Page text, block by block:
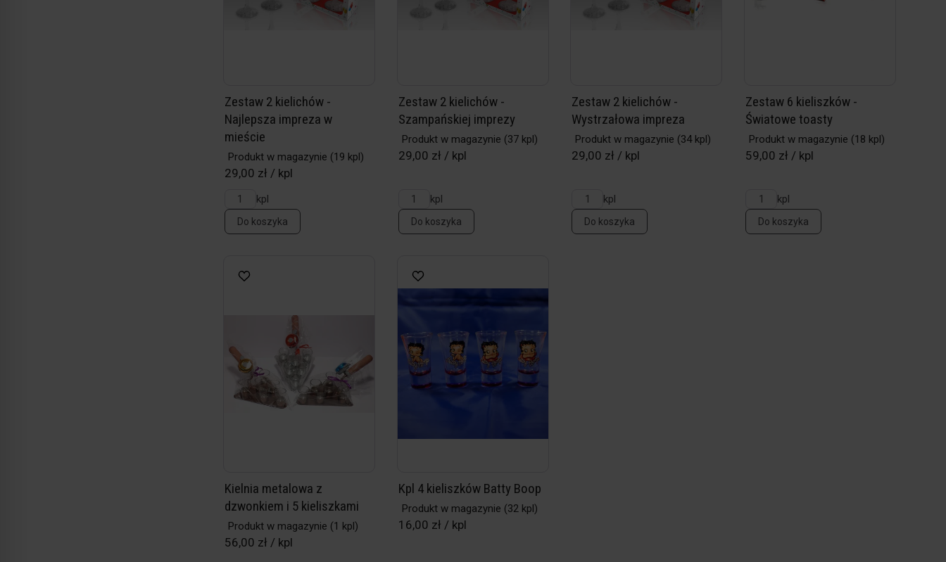
Zestaw 2 kielichów -
Najlepsza impreza w
mieście
Produkt w magazynie (19 kpl)
29,00 zł / kpl
kpl
Do koszyka
Zestaw 2 kielichów -
Szampańskiej imprezy
Produkt w magazynie (37 kpl)
29,00 zł / kpl
kpl
Do koszyka
Zestaw 2 kielichów -
Wystrzałowa impreza
Produkt w magazynie (34 kpl)
29,00 zł / kpl
kpl
Do koszyka
Zestaw 6 kieliszków -
Światowe toasty
Produkt w magazynie (18 kpl)
59,00 zł / kpl
kpl
Do koszyka
Kielnia metalowa z
dzwonkiem i 5 kieliszkami
Produkt w magazynie (1 kpl)
56,00 zł / kpl
Kpl 4 kieliszków Batty Boop
Produkt w magazynie (32 kpl)
16,00 zł / kpl